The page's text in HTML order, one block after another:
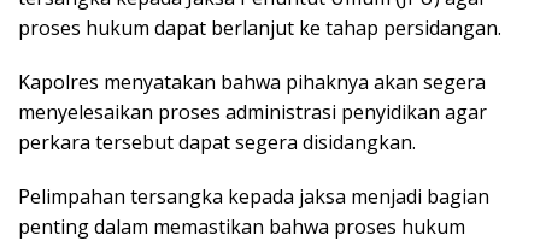
proses hukum dapat berlanjut ke tahap persidangan.
Kapolres menyatakan bahwa pihaknya akan segera
menyelesaikan proses administrasi penyidikan agar
perkara tersebut dapat segera disidangkan.
Pelimpahan tersangka kepada jaksa menjadi bagian
penting dalam memastikan bahwa proses hukum